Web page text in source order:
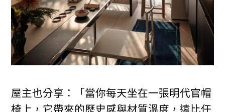
屋主也分享：「當你每天坐在一張明代官帽